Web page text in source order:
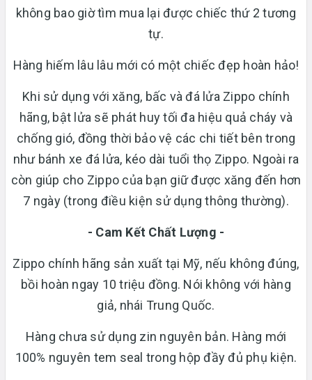
không bao giờ tìm mua lại được chiếc thứ 2 tương
tự.
Hàng hiếm lâu lâu mới có một chiếc đẹp hoàn hảo!
Khi sử dụng với xăng, bấc và đá lửa Zippo chính
hãng, bật lửa sẽ phát huy tối đa hiệu quả cháy và
chống gió, đồng thời bảo vệ các chi tiết bên trong
như bánh xe đá lửa, kéo dài tuổi thọ Zippo. Ngoài ra
còn giúp cho Zippo của bạn giữ được xăng đến hơn
7 ngày (trong điều kiện sử dụng thông thường).
- Cam Kết Chất Lượng -
Zippo chính hãng sản xuất tại Mỹ, nếu không đúng,
bồi hoàn ngay 10 triệu đồng. Nói không với hàng
giả, nhái Trung Quốc.
Hàng chưa sử dụng zin nguyên bản. Hàng mới
100% nguyên tem seal trong hộp đầy đủ phụ kiện.